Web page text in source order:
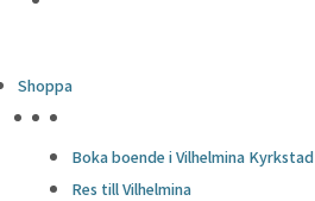
Shoppa
Boka boende i Vilhelmina Kyrkstad
Res till Vilhelmina